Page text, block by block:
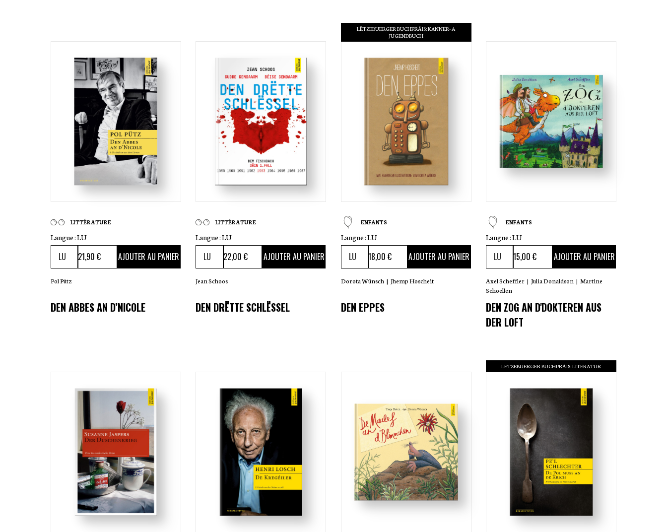
LITTÉRATURE
Langue :LU
21,90 € AJOUTER AU PANIER
Pol Pütz
DEN ABBES AN D’NICOLE
LITTÉRATURE
Langue :LU
22,00 € AJOUTER AU PANIER
Jean Schoos
DEN DRËTTE SCHLËSSEL
LËTZEBUERGER BUCHPRÄIS: KANNER- A
JUGENDBUCH
ENFANTS
Langue :LU
18,00 € AJOUTER AU PANIER
Dorota Wünsch | Jhemp Hoscheit
DEN EPPES
ENFANTS
Langue :LU
15,00 € AJOUTER AU PANIER
Axel Scheffler | Julia Donaldson | Martine
Schoellen
DEN ZOG AN D'DOKTEREN AUS
DER LOFT
LËTZEBUERGER BUCHPRÄIS: LITERATUR